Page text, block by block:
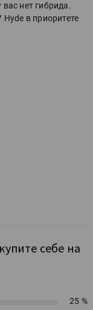
нет гибрида.
в приоритете
себе на
25 %